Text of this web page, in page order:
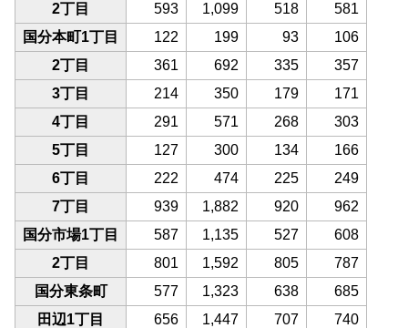
2丁目
593 1,099 518
581
国分本町1丁目
122 199 93
106
2丁目
361 692 335
357
3丁目
214 350 179
171
4丁目
291 571 268
303
5丁目
127 300 134
166
6丁目
222 474 225
249
7丁目
939 1,882 920
962
国分市場1丁目
587 1,135 527
608
2丁目
801 1,592 805
787
国分東条町
577 1,323 638
685
田辺1丁目
656 1,447 707
740